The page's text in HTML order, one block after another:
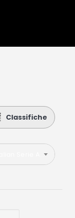
Classifiche
Serie A 2025-2026